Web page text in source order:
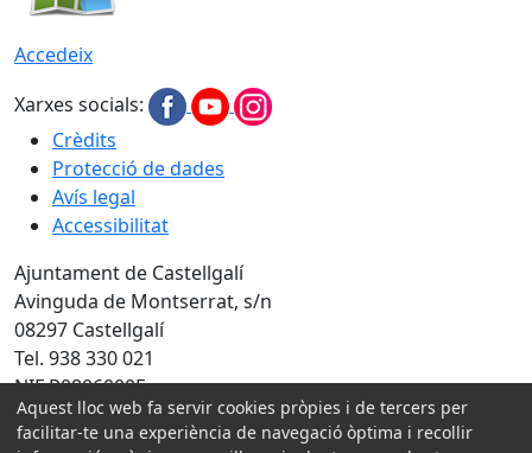
Accedeix
Xarxes socials:
Crèdits
Protecció de dades
Avís legal
Accessibilitat
Ajuntament de Castellgalí
Avinguda de Montserrat, s/n
08297 Castellgalí
Tel. 938 330 021
NIF P0806000F
Amb la col·laboració de:
Aquest lloc web fa servir cookies pròpies i de tercers per
facilitar-te una experiència de navegació òptima i recollir